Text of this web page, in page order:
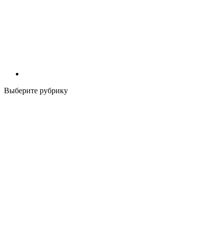
Выберите рубрику